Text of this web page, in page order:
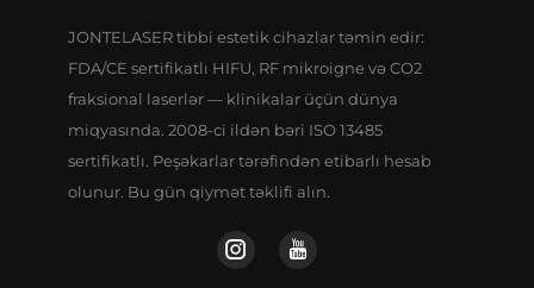
JONTELASER tibbi estetik cihazlar təmin edir:
FDA/CE sertifikatlı HIFU, RF mikroigne və CO2
fraksional laserlər — klinikalar üçün dünya
miqyasında. 2008-ci ildən bəri ISO 13485
sertifikatlı. Peşəkarlar tərəfindən etibarlı hesab
olunur. Bu gün qiymət təklifi alın.